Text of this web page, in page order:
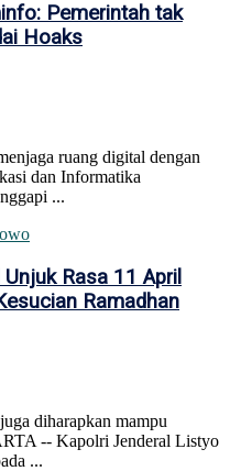
Pemerintah tak
Hoaks
ruang digital dengan
dan Informatika
...
Rasa 11 April
Ramadhan
diharapkan mampu
-- Kapolri Jenderal Listyo
...